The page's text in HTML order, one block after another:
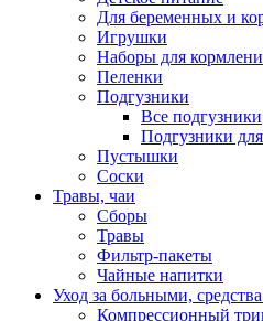
Для беременных и
Игрушки
Наборы для
Пеленки
Подгузники
Все подгузники
Подгузники
Пустышки
Соски
Травы, чаи
Сборы
Травы
Фильтр-пакеты
Чайные напитки
Уход за больными,
Компрессионный